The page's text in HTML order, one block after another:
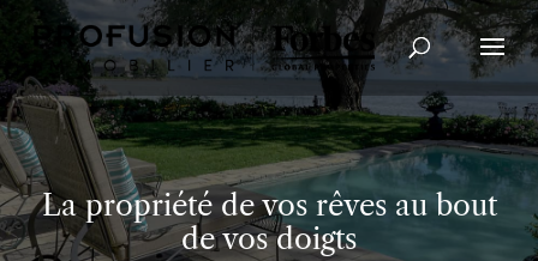
Recherche avancée
La propriété de vos rêves au bout
de vos doigts